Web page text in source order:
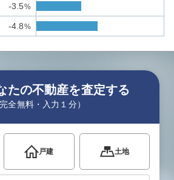
-3.5%
-4.8%
たの不動産を査定する
完全無料・入力１分）
戸建 土地